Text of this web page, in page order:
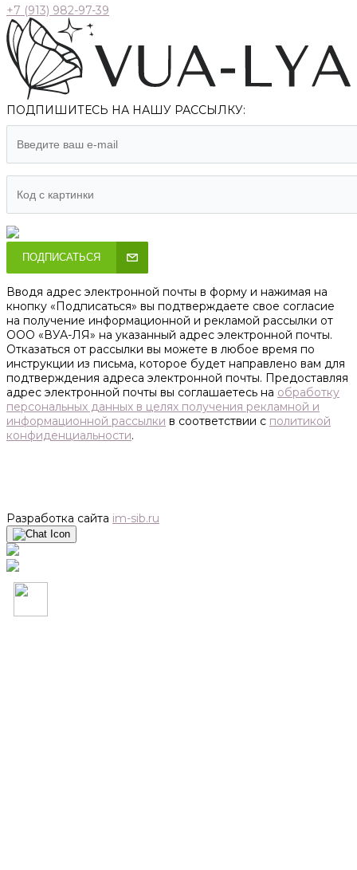
+7 (913) 982-97-39
ПОДПИШИТЕСЬ НА НАШУ РАССЫЛКУ:
ПОДПИСАТЬСЯ
Вводя адрес электронной почты в форму и нажимая на
кнопку «Подписаться» вы подтверждаете свое согласие
на получение информационной и рекламой рассылки от
ООО «ВУА-ЛЯ» на указанный адрес электронной почты.
Отказаться от рассылки вы можете в любое время по
инструкции из письма, которое будет направлено вам для
подтверждения адреса электронной почты. Предоставляя
адрес электронной почты вы соглашаетесь на обработку
персональных данных в целях получения рекламной и
информационной рассылки в соответствии с политикой
конфиденциальности.
Разработка сайта im-sib.ru